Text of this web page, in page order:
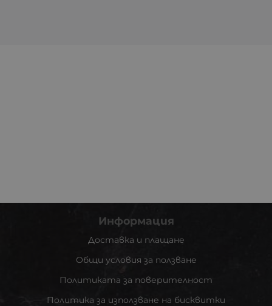
Информация
Доставка и плащане
Общи условия за ползване
Политиката за поверителност
Политика за използване на бисквитки